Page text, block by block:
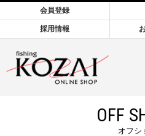
会員登録
採用情報
OFF
オフシ